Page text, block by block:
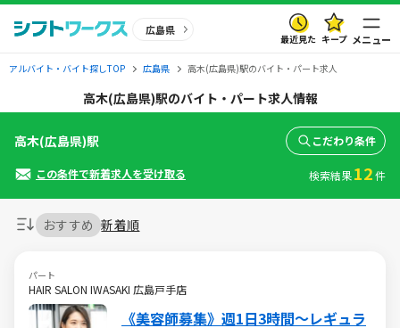
広島県
最近見た キープ メニュー
アルバイト・バイト探しTOP 広島県 高木(広島県)駅のバイト・パート求人
高木(広島県)駅のバイト・パート求人情報
おすすめ 新着順
パート
HAIR SALON IWASAKI 広島戸手店
《美容師募集》週1日3時間～レギュラ
高木(広島県)駅 こだわり条件
この条件で新着求人を受け取る 検索結果12件